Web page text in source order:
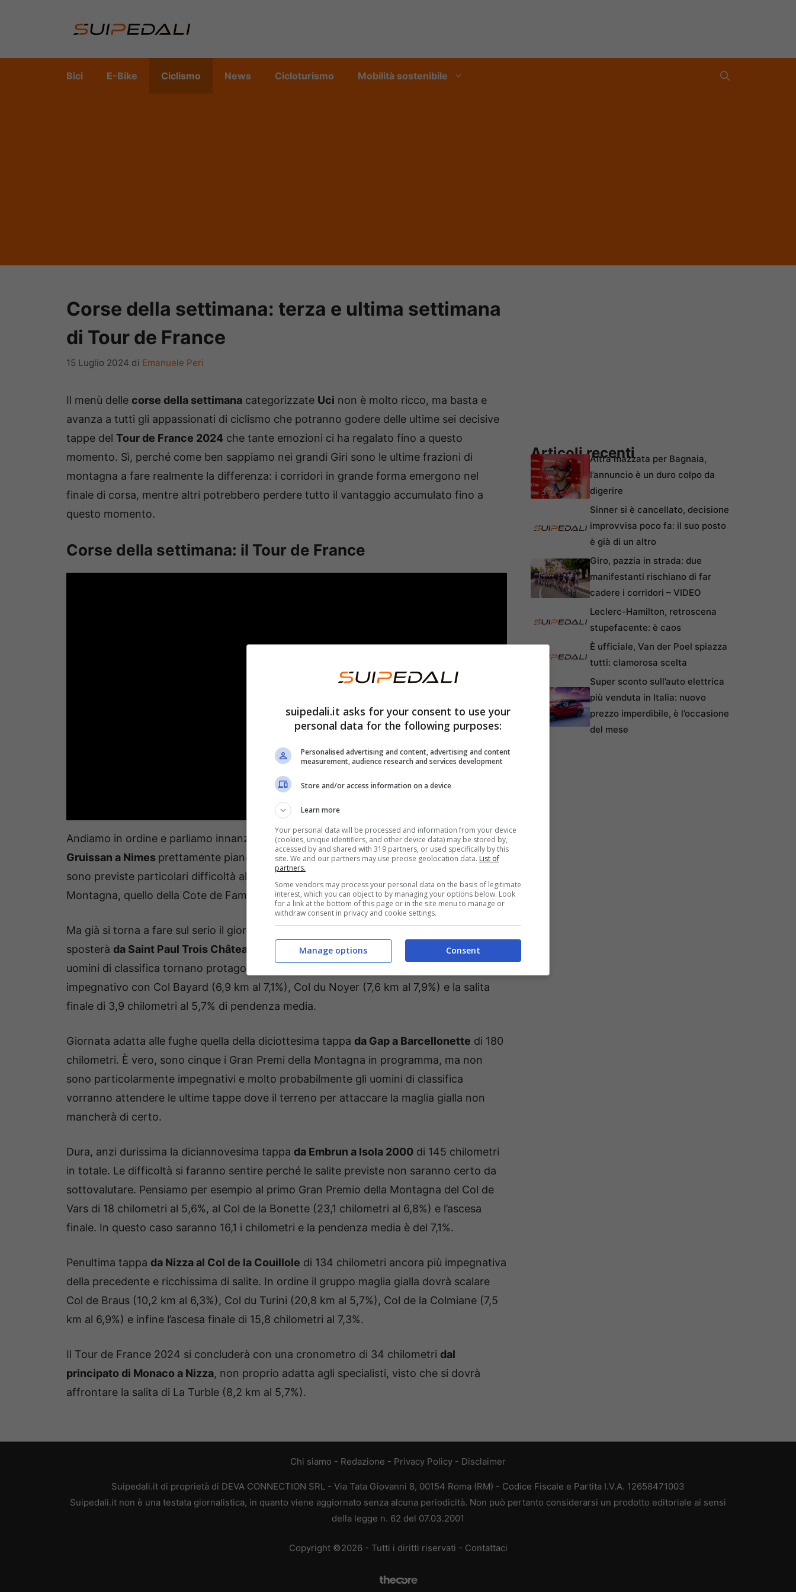
Bici E-Bike Ciclismo News Cicloturismo Mobilità sostenibile
Corse della settimana: terza e ultima settimana
di Tour de France
15 Luglio 2024 di Emanuele Peri
Il menù delle corse della settimana categorizzate Uci non è molto ricco, ma basta e
avanza a tutti gli appassionati di ciclismo che potranno godere delle ultime sei decisive
tappe del Tour de France 2024 che tante emozioni ci ha regalato fino a questo
momento. Sì, perché come ben sappiamo nei grandi Giri sono le ultime frazioni di
montagna a fare realmente la differenza: i corridori in grande forma emergono nel
finale di corsa, mentre altri potrebbero perdere tutto il vantaggio accumulato fino a
questo momento.
Corse della settimana: il Tour de France
Andiamo in ordine e parliamo innanzitutto della sedicesima tappa del Tour de Franceda
Gruissan a Nimes prettamente pianeggiante e adatta ai velocisti. Dopo il via infatti non
sono previste particolari difficoltà altimetriche, ci sarà solamente un Gran Premio della
Montagna, quello della Cote de Fambetou.
Ma già si torna a fare sul serio il giorno successivo quando il gruppo maglia gialla si
sposterà da Saint Paul Trois Châteaux a Superdévoluyal termine di 177 chilometri. Gli
uomini di classifica tornano protagonisti in questa frazione che vede un finale davvero
impegnativo con Col Bayard (6,9 km al 7,1%), Col du Noyer (7,6 km al 7,9%) e la salita
finale di 3,9 chilometri al 5,7% di pendenza media.
Giornata adatta alle fughe quella della diciottesima tappa da Gap a Barcellonette di 180
chilometri. È vero, sono cinque i Gran Premi della Montagna in programma, ma non
sono particolarmente impegnativi e molto probabilmente gli uomini di classifica
vorranno attendere le ultime tappe dove il terreno per attaccare la maglia gialla non
mancherà di certo.
Dura, anzi durissima la diciannovesima tappa da Embrun a Isola 2000 di 145 chilometri
in totale. Le difficoltà si faranno sentire perché le salite previste non saranno certo da
sottovalutare. Pensiamo per esempio al primo Gran Premio della Montagna del Col de
Vars di 18 chilometri al 5,6%, al Col de la Bonette (23,1 chilometri al 6,8%) e l’ascesa
finale. In questo caso saranno 16,1 i chilometri e la pendenza media è del 7,1%.
Penultima tappa da Nizza al Col de la Couillole di 134 chilometri ancora più impegnativa
della precedente e ricchissima di salite. In ordine il gruppo maglia gialla dovrà scalare
Col de Braus (10,2 km al 6,3%), Col du Turini (20,8 km al 5,7%), Col de la Colmiane (7,5
km al 6,9%) e infine l’ascesa finale di 15,8 chilometri al 7,3%.
Il Tour de France 2024 si concluderà con una cronometro di 34 chilometri dal
principato di Monaco a Nizza, non proprio adatta agli specialisti, visto che si dovrà
affrontare la salita di La Turble (8,2 km al 5,7%).
Articoli recentiAltra mazzata per Bagnaia,
l’annuncio è un duro colpo da
digerire
Sinner si è cancellato, decisione
improvvisa poco fa: il suo posto
è già di un altro
Giro, pazzia in strada: due
manifestanti rischiano di far
cadere i corridori – VIDEO
Leclerc-Hamilton, retroscena
stupefacente: è caos
È ufficiale, Van der Poel spiazza
tutti: clamorosa scelta
Super sconto sull’auto elettrica
più venduta in Italia: nuovo
prezzo imperdibile, è l’occasione
del mese
Chi siamo - Redazione - Privacy Policy - Disclaimer
Suipedali.it di proprietà di DEVA CONNECTION SRL - Via Tata Giovanni 8, 00154 Roma (RM) - Codice Fiscale e Partita I.V.A. 12658471003
Suipedali.it non è una testata giornalistica, in quanto viene aggiornato senza alcuna periodicità. Non può pertanto considerarsi un prodotto editoriale ai sensi
della legge n. 62 del 07.03.2001
Copyright ©2026 - Tutti i diritti riservati - Contattaci
suipedali.it asks for your consent to use your
personal data for the following purposes:
Personalised advertising and content, advertising and content
measurement, audience research and services development
Store and/or access information on a device
Learn more
Your personal data will be processed and information from your device
(cookies, unique identifiers, and other device data) may be stored by,
accessed by and shared with 319 partners, or used specifically by this
site. We and our partners may use precise geolocation data. List of
partners.
Some vendors may process your personal data on the basis of legitimate
interest, which you can object to by managing your options below. Look
for a link at the bottom of this page or in the site menu to manage or
withdraw consent in privacy and cookie settings.
Consent
Manage options